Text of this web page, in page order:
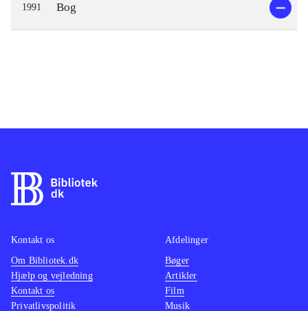
1991 Bog
Kontakt os
Om Bibliotek.dk
Hjælp og vejledning
Kontakt os
Privatlivspolitik
Afdelinger
Bøger
Artikler
Film
Musik